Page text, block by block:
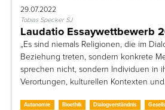
29.07.2022
Tobias Specker SJ
Laudatio Essaywettbewerb
„Es sind niemals Religionen, die im
Beziehung treten, sondern konkrete
sprechen nicht, sondern Individuen in
Verortungen, kulturellen Kontexten
Autonomie Bioethik Dialogverständnis